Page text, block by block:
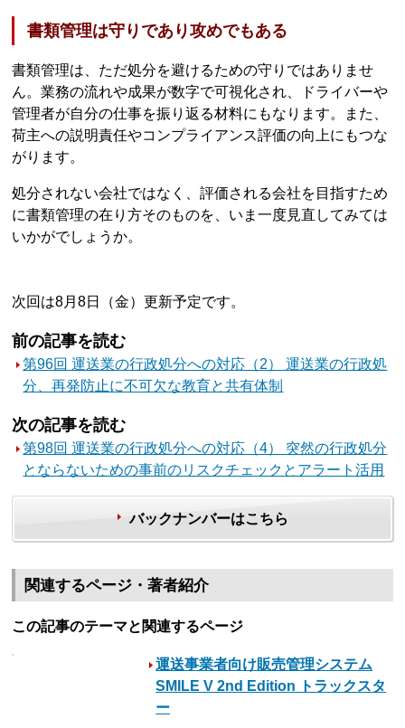
書類管理は守りであり攻めでもある
書類管理は、ただ処分を避けるための守りではありませ
ん。業務の流れや成果が数字で可視化され、ドライバーや
管理者が自分の仕事を振り返る材料にもなります。また、
荷主への説明責任やコンプライアンス評価の向上にもつな
がります。
処分されない会社ではなく、評価される会社を目指すため
に書類管理の在り方そのものを、いま一度見直してみては
いかがでしょうか。
次回は8月8日（金）更新予定です。
前の記事を読む
第96回 運送業の行政処分への対応（2） 運送業の行政処
分、再発防止に不可欠な教育と共有体制
次の記事を読む
第98回 運送業の行政処分への対応（4） 突然の行政処分
とならないための事前のリスクチェックとアラート活用
バックナンバーはこちら
関連するページ・著者紹介
この記事のテーマと関連するページ
運送事業者向け販売管理システム
SMILE V 2nd Edition トラックスタ
ー